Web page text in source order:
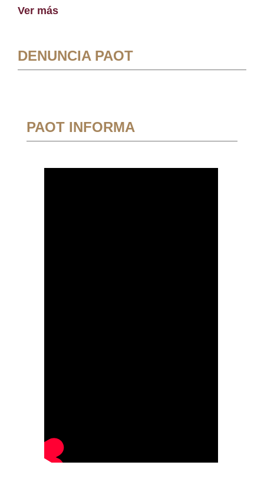
Ver más
DENUNCIA PAOT
PAOT INFORMA